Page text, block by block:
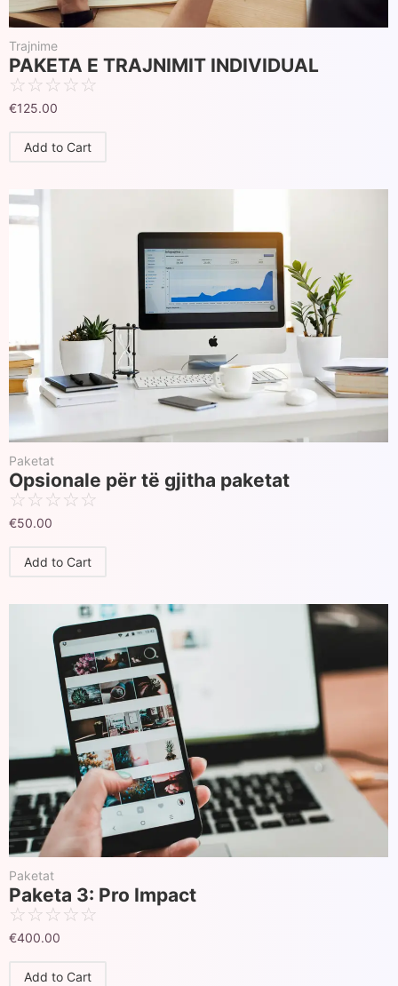
Trajnime
PAKETA E TRAJNIMIT INDIVIDUAL
☆☆☆☆☆
€125.00
Add to Cart
Paketat
Opsionale për të gjitha paketat
☆☆☆☆☆
€50.00
Add to Cart
Paketat
Paketa 3: Pro Impact
☆☆☆☆☆
€400.00
Add to Cart